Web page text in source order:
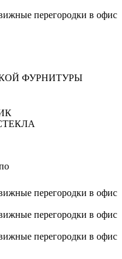
ФУРНИТУРЫ